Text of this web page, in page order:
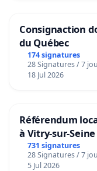
Consignaction
du Québec
174 signatures
28 Signatures / 7
18 Jul 2026
Référendum
à Vitry-sur-Seine
731 signatures
28 Signatures / 7
5 Jul 2026